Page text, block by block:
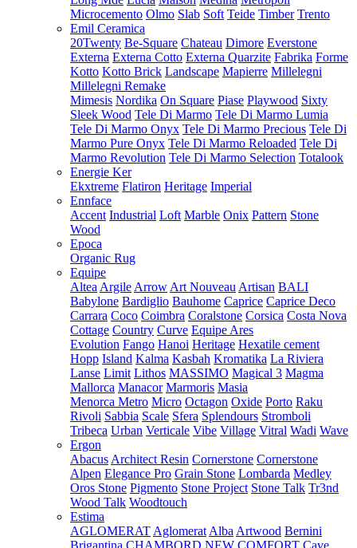
Microcemento Olmo Slab Soft Teide Timber Trento
Emil Ceramica
20Twenty Be-Square Chateau Dimore Everstone
Externa Externa Cotto Externa Quarzite Fabrika Forme
Kotto Kotto Brick Landscape Mapierre Millelegni
Millelegni Remake
Mimesis Nordika On Square Piase Playwood Sixty
Sleek Wood Tele Di Marmo Tele Di Marmo Lumia
Tele Di Marmo Onyx Tele Di Marmo Precious Tele Di
Marmo Pure Onyx Tele Di Marmo Reloaded Tele Di
Marmo Revolution Tele Di Marmo Selection Totalook
Energie Ker
Ekxtreme Flatiron Heritage Imperial
Ennface
Accent Industrial Loft Marble Onix Pattern Stone
Wood
Epoca
Organic Rug
Equipe
Altea Argile Arrow Art Nouveau Artisan BALI
Babylone Bardiglio Bauhome Caprice Caprice Deco
Carrara Coco Coimbra Coralstone Corsica Costa Nova
Cottage Country Curve Equipe Ares
Evolution Fango Hanoi Heritage Hexatile cement
Hopp Island Kalma Kasbah Kromatika La Riviera
Lanse Limit Lithos MASSIMO Magical 3 Magma
Mallorca Manacor Marmoris Masia
Menorca Metro Micro Octagon Oxide Porto Raku
Rivoli Sabbia Scale Sfera Splendours Stromboli
Tribeca Urban Verticale Vibe Village Vitral Wadi Wave
Ergon
Abacus Architect Resin Cornerstone Cornerstone
Alpen Elegance Pro Grain Stone Lombarda Medley
Oros Stone Pigmento Stone Project Stone Talk Tr3nd
Wood Talk Woodtouch
Estima
AGLOMERAT Aglomerat Alba Artwood Bernini